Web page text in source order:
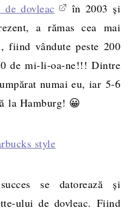
de dovleac
în 2003 și
a rămas cea mai
fiind vândute peste 200
de mi-li-oa-ne!!! Dintre
numai eu, iar 5-6
la Hamburg! 😀
se datorează și
ului de dovleac. Fiind